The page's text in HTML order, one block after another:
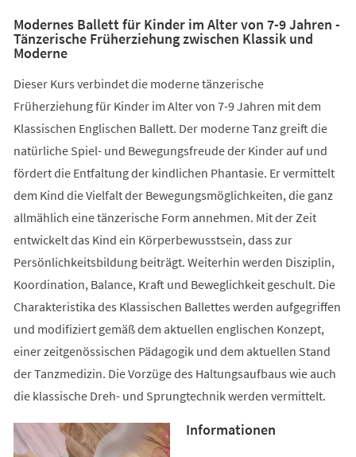
Modernes Ballett für Kinder im Alter von 7-9 Jahren -
Tänzerische Früherziehung zwischen Klassik und
Moderne
Dieser Kurs verbindet die moderne tänzerische
Früherziehung für Kinder im Alter von 7-9 Jahren mit dem
Klassischen Englischen Ballett. Der moderne Tanz greift die
natürliche Spiel- und Bewegungsfreude der Kinder auf und
fördert die Entfaltung der kindlichen Phantasie. Er vermittelt
dem Kind die Vielfalt der Bewegungsmöglichkeiten, die ganz
allmählich eine tänzerische Form annehmen. Mit der Zeit
entwickelt das Kind ein Körperbewusstsein, dass zur
Persönlichkeitsbildung beiträgt. Weiterhin werden Disziplin,
Koordination, Balance, Kraft und Beweglichkeit geschult. Die
Charakteristika des Klassischen Ballettes werden aufgegriffen
und modifiziert gemäß dem aktuellen englischen Konzept,
einer zeitgenössischen Pädagogik und dem aktuellen Stand
der Tanzmedizin. Die Vorzüge des Haltungsaufbaus wie auch
die klassische Dreh- und Sprungtechnik werden vermittelt.
Informationen